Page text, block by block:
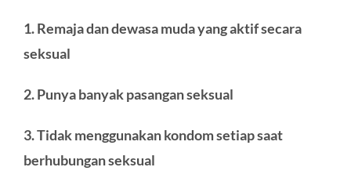
1. Remaja dan dewasa muda yang aktif secara
seksual
2. Punya banyak pasangan seksual
3. Tidak menggunakan kondom setiap saat
berhubungan seksual